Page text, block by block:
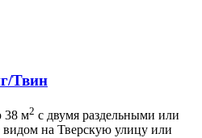
Твин
38 м2 с двумя раздельными или
на Тверскую улицу или